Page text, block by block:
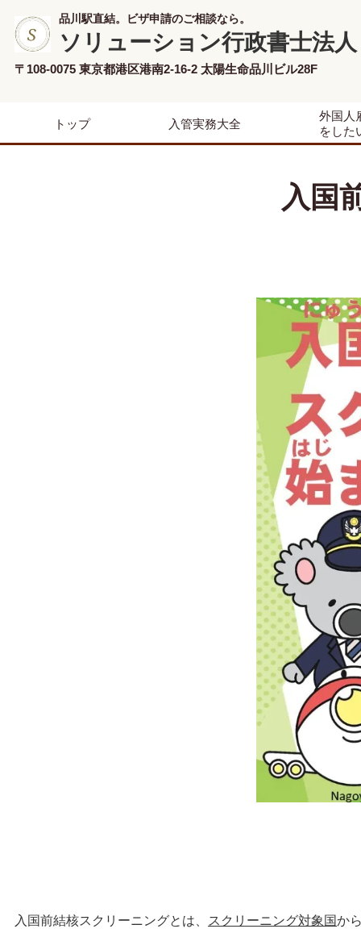
品川駅直結。ビザ申請のご相談なら。
ソリューション行政書士法人
〒108-0075 東京都港区港南2-16-2 太陽生命品川ビル28F
トップ 入管実務大全
外国人
をした
入国
入国前結核スクリーニングとは、 スクリーニング対象国か